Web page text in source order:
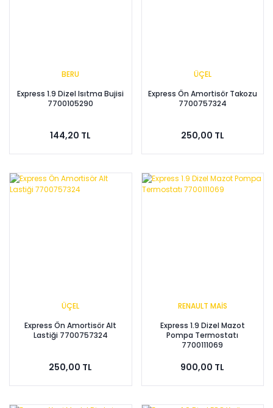
BERU
Express 1.9 Dizel Isıtma Bujisi
7700105290
144,20 TL
ÜÇEL
Express Ön Amortisör Takozu
7700757324
250,00 TL
ÜÇEL
Express Ön Amortisör Alt
Lastiği 7700757324
250,00 TL
RENAULT MAİS
Express 1.9 Dizel Mazot
Pompa Termostatı
7700111069
900,00 TL